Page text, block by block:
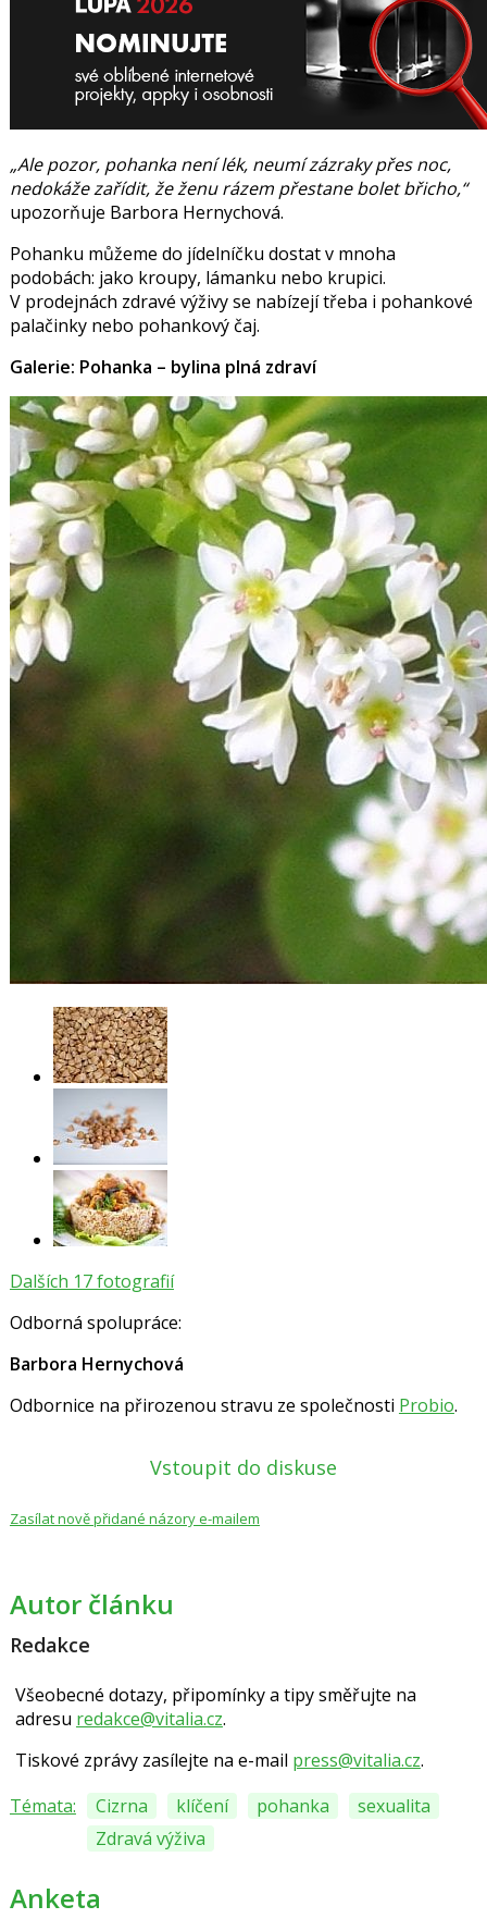
„Ale pozor, pohanka není lék, neumí zázraky přes noc,
nedokáže zařídit, že ženu rázem přestane bolet břicho,“
upozorňuje Barbora Hernychová.
Pohanku můžeme do jídelníčku dostat v mnoha
podobách: jako kroupy, lámanku nebo krupici.
V prodejnách zdravé výživy se nabízejí třeba i pohankové
palačinky nebo pohankový čaj.
Galerie: Pohanka – bylina plná zdraví
Dalších 17 fotografií
Odborná spolupráce:
Barbora Hernychová
Odbornice na přirozenou stravu ze společnosti Probio.
Vstoupit do diskuse
Zasílat nově přidané názory e-mailem
Autor článku
Redakce
Všeobecné dotazy, připomínky a tipy směřujte na
adresu redakce@vitalia.cz.
Tiskové zprávy zasílejte na e-mail press@vitalia.cz.
Témata:
Cizrna klíčení pohanka
sexualita
Zdravá výživa
Anketa